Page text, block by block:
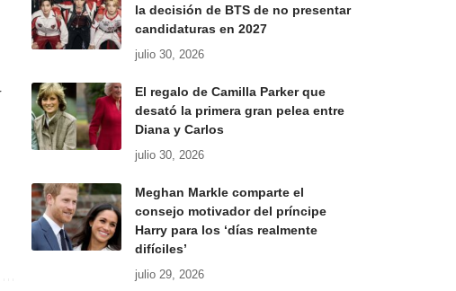
la decisión de BTS de no presentar
candidaturas en 2027
julio 30, 2026
El regalo de Camilla Parker que
desató la primera gran pelea entre
Diana y Carlos
julio 30, 2026
Meghan Markle comparte el
consejo motivador del príncipe
Harry para los ‘días realmente
difíciles’
julio 29, 2026